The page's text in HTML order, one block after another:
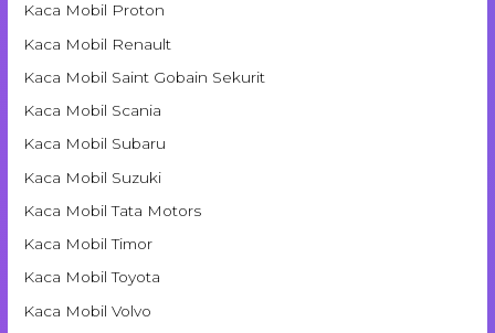
Kaca Mobil Proton
Kaca Mobil Renault
Kaca Mobil Saint Gobain Sekurit
Kaca Mobil Scania
Kaca Mobil Subaru
Kaca Mobil Suzuki
Kaca Mobil Tata Motors
Kaca Mobil Timor
Kaca Mobil Toyota
Kaca Mobil Volvo